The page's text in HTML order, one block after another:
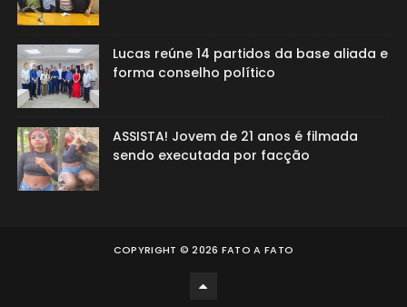
Lucas reúne 14 partidos da base aliada e
forma conselho político
ASSISTA! Jovem de 21 anos é filmada
sendo executada por facção
COPYRIGHT ©2026 FATO A FATO